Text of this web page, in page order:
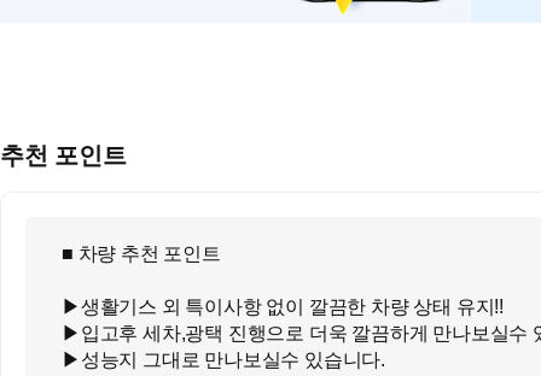
추천 포인트
■ 차량 추천 포인트
▶생활기스 외 특이사항 없이 깔끔한 차량 상태 유지!!
▶입고후 세차,광택 진행으로 더욱 깔끔하게 만나보실수
▶성능지 그대로 만나보실수 있습니다.